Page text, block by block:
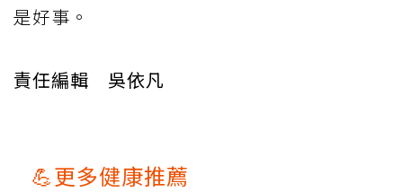
是好事。
責任編輯 吳依凡
💪更多健康推薦